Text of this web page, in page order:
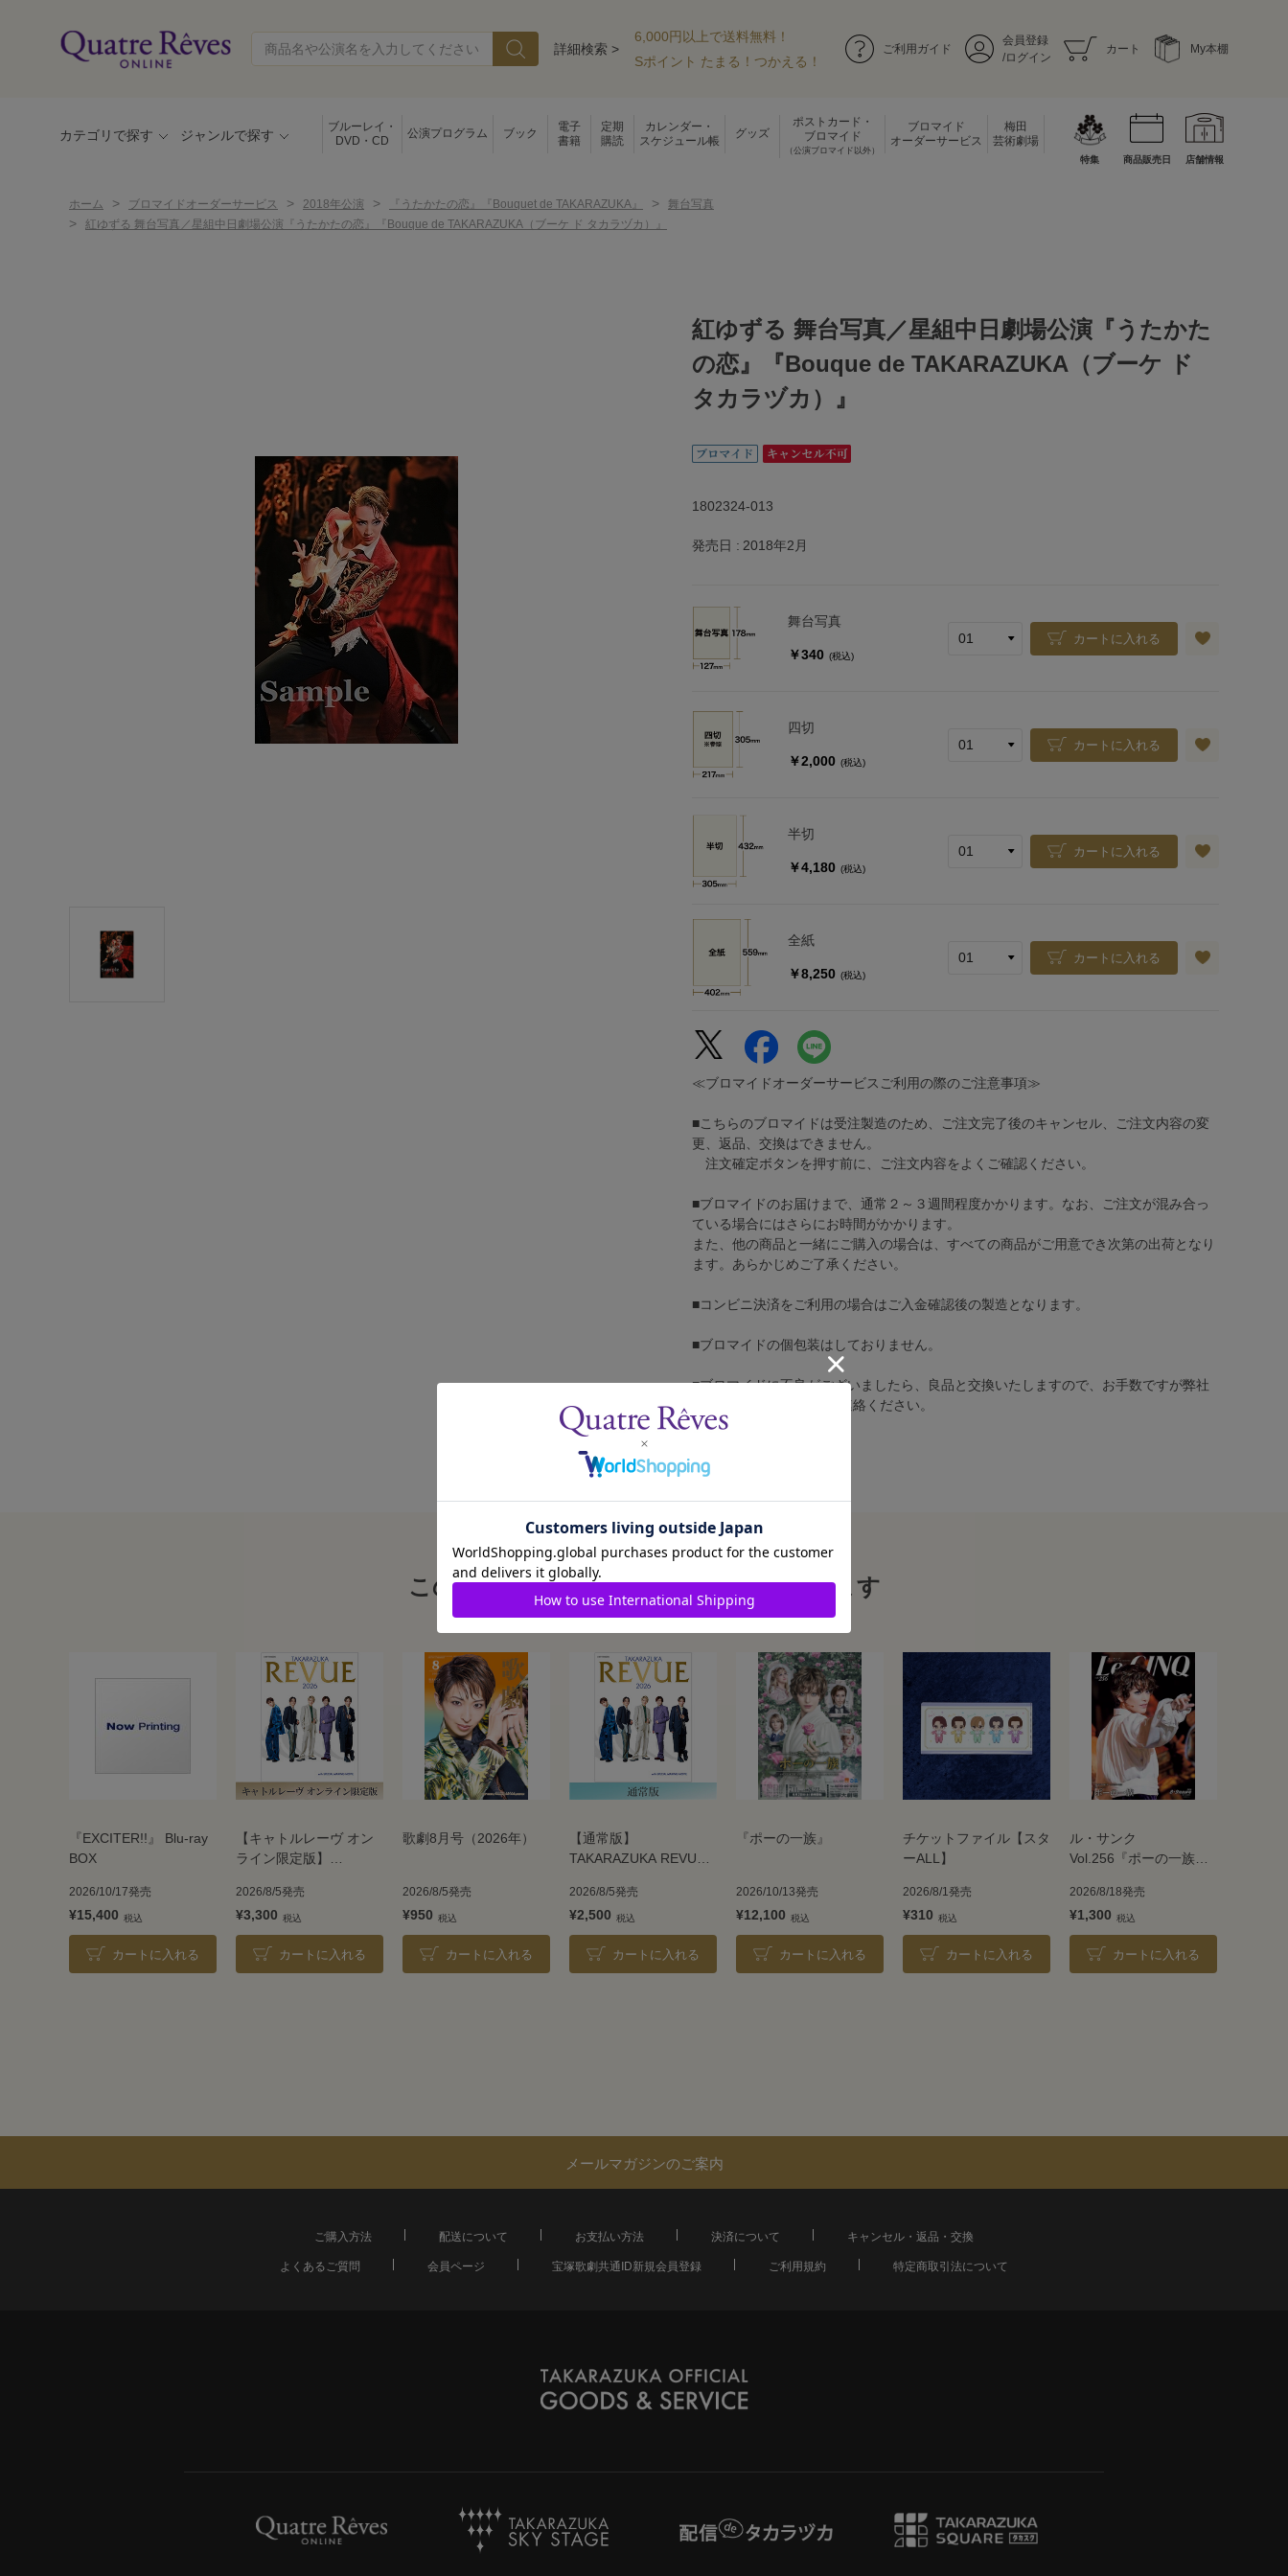
詳細検索 >
6,000円以上で送料無料！
Sポイント たまる！つかえる！
ご利用ガイド
会員登録
/ログイン
カート My本棚
カテゴリで探す ジャンルで探す
ブルーレイ・
DVD・CD
公演プログラム ブック
電子
書籍
定期
購読
カレンダー・
スケジュール帳
グッズ
ポストカード・
ブロマイド
（公演ブロマイド以外）
ブロマイド
オーダーサービス
梅田
芸術劇場
特集 商品販売日 店舗情報
ホーム > ブロマイドオーダーサービス > 2018年公演 > 『うたかたの恋』『Bouquet de TAKARAZUKA』 > 舞台写真
> 紅ゆずる 舞台写真／星組中日劇場公演『うたかたの恋』『Bouque de TAKARAZUKA（ブーケ ド タカラヅカ）』
紅ゆずる 舞台写真／星組中日劇場公演『うたかた
の恋』『Bouque de TAKARAZUKA（ブーケ ド
タカラヅカ）』
1802324-013
発売日 2018年2月
舞台写真
￥340 (税込)
カートに入れる
四切
￥2,000 (税込)
カートに入れる
半切
￥4,180 (税込)
カートに入れる
全紙
￥8,250 (税込)
カートに入れる
≪ブロマイドオーダーサービスご利用の際のご注意事項≫
■こちらのブロマイドは受注製造のため、ご注文完了後のキャンセル、ご注文内容の変
更、返品、交換はできません。
注文確定ボタンを押す前に、ご注文内容をよくご確認ください。
■ブロマイドのお届けまで、通常２～３週間程度かかります。なお、ご注文が混み合っ
ている場合にはさらにお時間がかかります。
また、他の商品と一緒にご購入の場合は、すべての商品がご用意でき次第の出荷となり
ます。あらかじめご了承ください。
■コンビニ決済をご利用の場合はご入金確認後の製造となります。
■ブロマイドの個包装はしておりません。
■ブロマイドに不良がございましたら、良品と交換いたしますので、お手数ですが弊社
カスタマーセンターへご連絡ください。
この商品を見た人はこんな商品も見ています
『EXCITER!!』 Blu-ray
BOX
2026/10/17発売
¥15,400
カートに入れる
【キャトルレーヴ オン
ライン限定版】
2026
2026/8/5発売
¥3,300
カートに入れる
歌劇8月号（2026年）
2026/8/5発売
¥950
カートに入れる
【通常版】
TAKARAZUKA REVUE
2026/8/5発売
¥2,500
カートに入れる
『ポーの一族』
2026/10/13発売
¥12,100
カートに入れる
チケットファイル【スタ
ーALL】
2026/8/1発売
¥310
カートに入れる
ル・サンク
Vol.256『ポーの一族』
2026/8/18発売
¥1,300
カートに入れる
メールマガジンのご案内
ご購入方法 配送について お支払い方法 決済について
キャンセル・返品・交換
よくあるご質問
会員ページ 宝塚歌劇共通ID新規会員登録 ご利用規約 特定商取引法について